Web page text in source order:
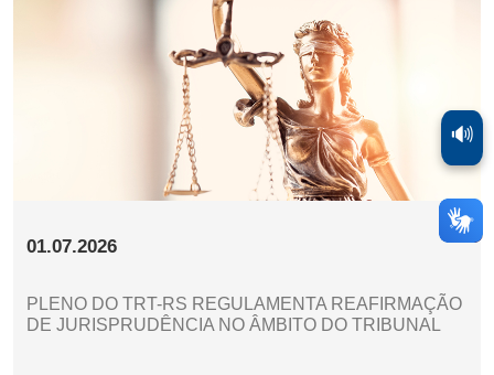
01.07.2026
PLENO DO TRT-RS REGULAMENTA REAFIRMAÇÃO
DE JURISPRUDÊNCIA NO ÂMBITO DO TRIBUNAL
🔊